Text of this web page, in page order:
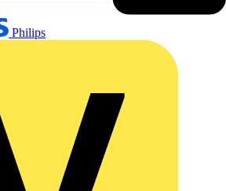
Philips